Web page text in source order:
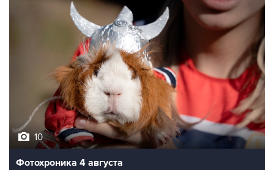
10
Фотохроника 4 августа